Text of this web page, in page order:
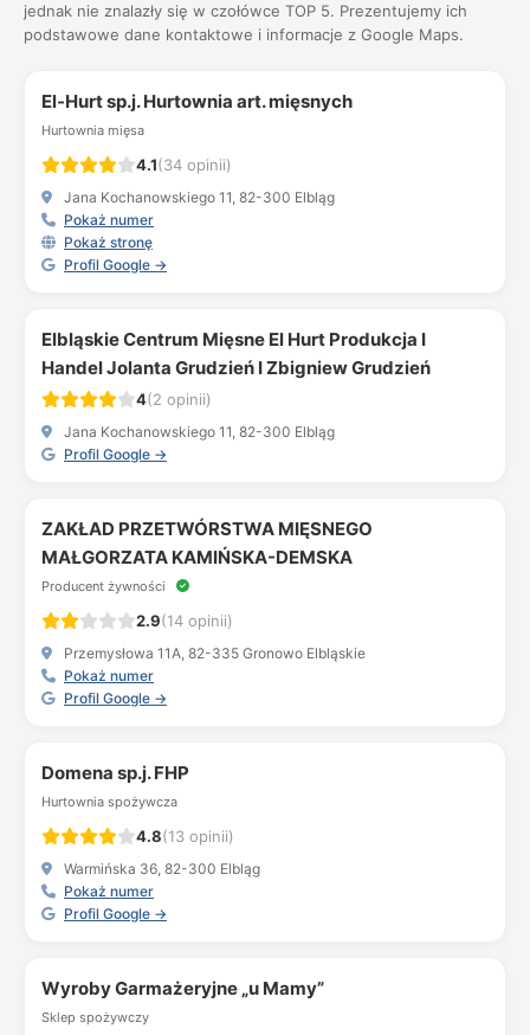
jednak nie znalazły się w czołówce TOP 5. Prezentujemy ich
podstawowe dane kontaktowe i informacje z Google Maps.
El-Hurt sp.j. Hurtownia art. mięsnych
Hurtownia mięsa
4.1(34 opinii)
Jana Kochanowskiego 11, 82-300 Elbląg
Pokaż numer
Pokaż stronę
Profil Google →
Elbląskie Centrum Mięsne El Hurt Produkcja I
Handel Jolanta Grudzień I Zbigniew Grudzień
4(2 opinii)
Jana Kochanowskiego 11, 82-300 Elbląg
Profil Google →
ZAKŁAD PRZETWÓRSTWA MIĘSNEGO
MAŁGORZATA KAMIŃSKA-DEMSKA
Producent żywności
2.9(14 opinii)
Przemysłowa 11A, 82-335 Gronowo Elbląskie
Pokaż numer
Profil Google →
Domena sp.j. FHP
Hurtownia spożywcza
4.8(13 opinii)
Warmińska 36, 82-300 Elbląg
Pokaż numer
Profil Google →
Wyroby Garmażeryjne „u Mamy”
Sklep spożywczy